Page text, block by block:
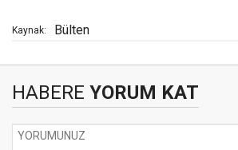
Kaynak: Bülten
HABERE YORUM KAT